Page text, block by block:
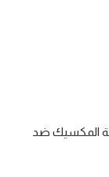
المكسيك ضد